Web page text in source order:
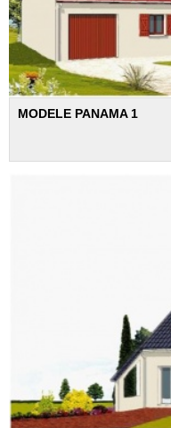
MODELE PANAMA 1